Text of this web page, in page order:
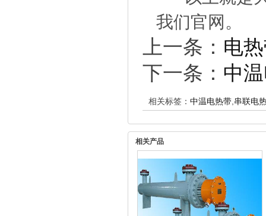
我们官网。
上一条： 电
下一条： 中
相关标签： 中温电热带 串联电
相关产品